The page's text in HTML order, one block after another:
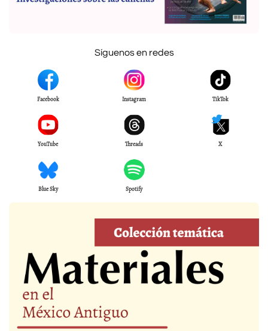
Síguenos en redes
Facebook Instagram TikTok
YouTube Threads X
Blue Sky Spotify